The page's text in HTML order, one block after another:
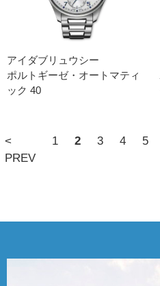
アイダブリュウシー
ポルトギーゼ・​オートマティ
ック 40
<
PREV
1 2 3 4 5